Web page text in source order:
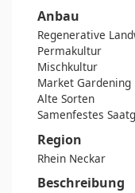
Anbau
Regenerative
Permakultur
Mischkultur
Market Gardening
Alte Sorten
Samenfestes
Region
Rhein Neckar
Beschreibung